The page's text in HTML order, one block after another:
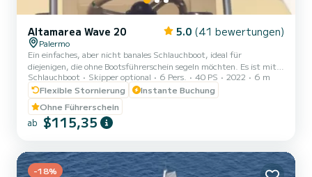
Altamarea Wave 20 5.0 (41 bewertungen)
Palermo
Ein einfaches, aber nicht banales Schlauchboot, ideal für
diejenigen, die ohne Bootsführerschein segeln möchten. Es ist mit
einer gewissen Sorgfalt gebaut und an Komfort für die Gäste
mangelt es nicht.< Es verfügt über zwei große Liegeflächen, eine
Mittelkonsole, die die Bewegung an Bord erleichtert, und eine
verstellbare Lordosenstütze. Bemerkenswert ist die Belastbarkeit
im Verhältnis zu den Gesamtabmessungen. Das Motorcockpit lässt
Schlauchboot Skipper optional 6 Pers. 40 PS 2022
6 m
Flexible Stornierung
Instante Buchung
Ohne Führerschein
ab $115,35
-18%